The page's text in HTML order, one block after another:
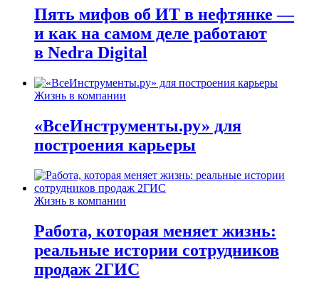
Пять мифов об ИТ в нефтянке —
и как на самом деле работают
в Nedra Digital
Жизнь в компании
«ВсеИнструменты.ру» для
построения карьеры
Жизнь в компании
Работа, которая меняет жизнь:
реальные истории сотрудников
продаж 2ГИС